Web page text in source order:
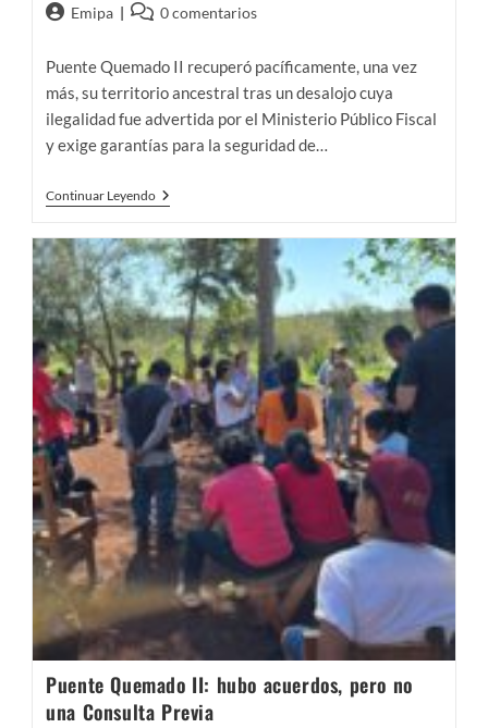
Autor
la
Emipa
Comentarios
0 comentarios
Puente Quemado II recuperó pacíficamente, una vez
más, su territorio ancestral tras un desalojo cuya
ilegalidad fue advertida por el Ministerio Público Fiscal
y exige garantías para la seguridad de…
Continuar LeyendoPuente
Quemado
Recupera
Su
Territorio
Pacíficamente
Puente Quemado II: hubo acuerdos, pero no
una Consulta Previa